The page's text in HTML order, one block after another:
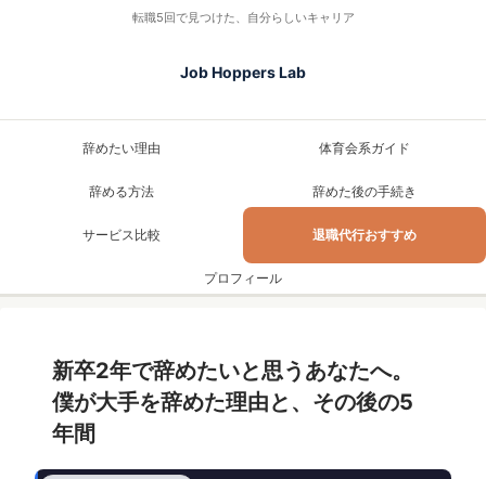
転職5回で見つけた、自分らしいキャリア
Job Hoppers Lab
辞めたい理由 体育会系ガイド
辞める方法 辞めた後の手続き
サービス比較 退職代行おすすめ
プロフィール
新卒2年で辞めたいと思うあなたへ。
僕が大手を辞めた理由と、その後の5
年間